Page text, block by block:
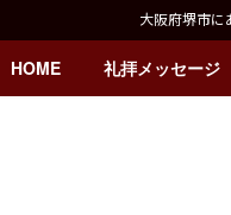
テ
ゲ
大阪府堺市に
HOME 礼拝メッセージ